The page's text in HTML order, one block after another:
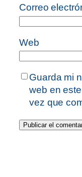
Correo
Web
Guarda mi
web en
vez que